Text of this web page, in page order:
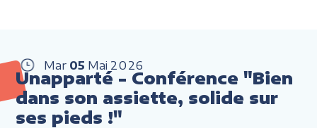
Mar 05 Mai 2026
Unapparté - Conférence "Bien
dans son assiette, solide sur
ses pieds !"